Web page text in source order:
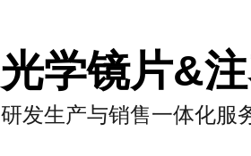
光学镜片&
研发生产与销售一体化服